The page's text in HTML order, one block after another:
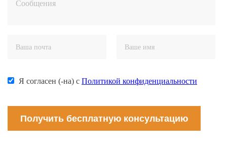
Я согласен (-на) с Политикой конфиденциальности
Получить бесплатную консультацию